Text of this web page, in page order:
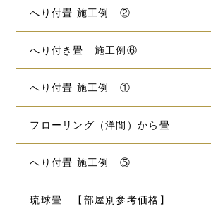
へり付畳 施工例 ②
へり付き畳 施工例⑥
へり付畳 施工例 ①
フローリング（洋間）から畳
へり付畳 施工例 ⑤
琉球畳 【部屋別参考価格】